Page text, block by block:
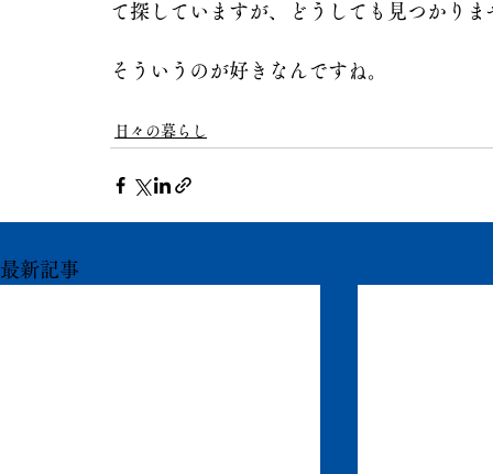
て探していますが、どうしても見つかり
そういうのが好きなんですね。
日々の暮らし
最新記事